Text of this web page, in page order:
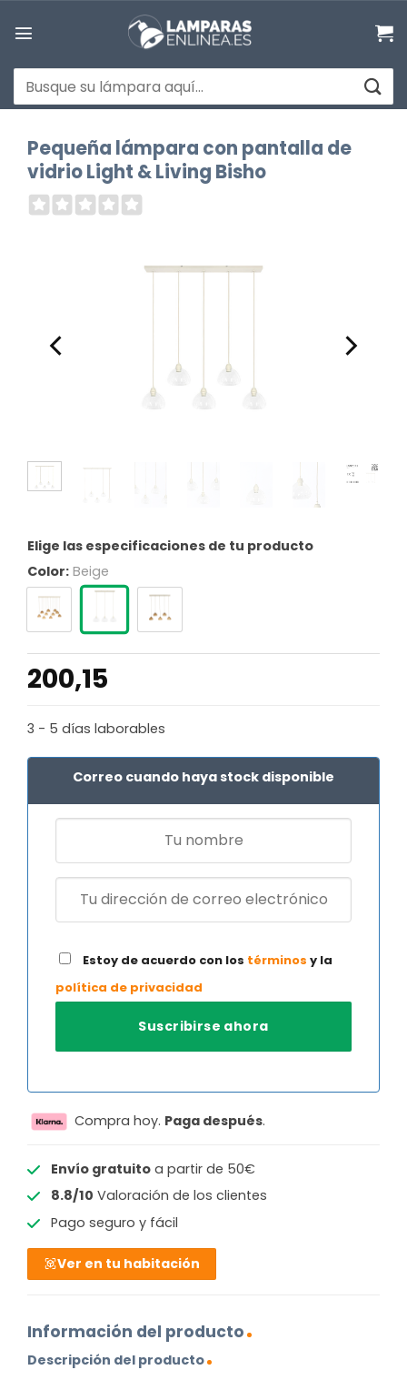
Buscar
por:
Pequeña lámpara con pantalla de
vidrio Light & Living Bisho
Elige las especificaciones de tu producto
Color: Beige
200,15
3 - 5 días laborables
Correo cuando haya stock disponible
Estoy de acuerdo con los términos y la
política de privacidad
Compra hoy. Paga después.
Envío gratuitoa partir de 50€
8.8/10 Valoración de los clientes
Pago seguro y fácil
Ver en tu habitación
Información del producto
Descripción del producto